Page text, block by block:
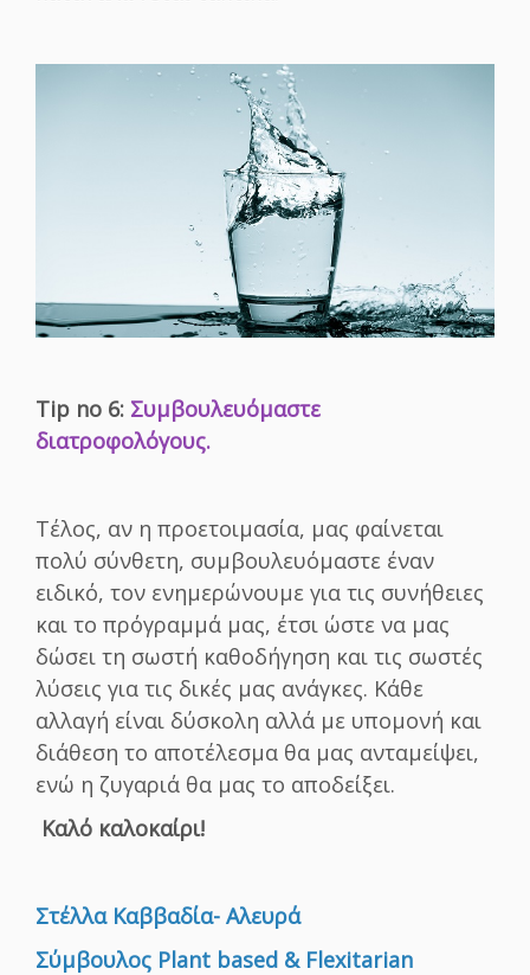
Τip no 6: Συμβουλευόμαστε
διατροφολόγους.
Τέλος, αν η προετοιμασία, μας φαίνεται
πολύ σύνθετη, συμβουλευόμαστε έναν
ειδικό, τον ενημερώνουμε για τις συνήθειες
και το πρόγραμμά μας, έτσι ώστε να μας
δώσει τη σωστή καθοδήγηση και τις σωστές
λύσεις για τις δικές μας ανάγκες. Κάθε
αλλαγή είναι δύσκολη αλλά με υπομονή και
διάθεση το αποτέλεσμα θα μας ανταμείψει,
ενώ η ζυγαριά θα μας το αποδείξει.
Καλό καλοκαίρι!
Στέλλα Καββαδία- Αλευρά
Σύμβουλος Plant based & Flexitarian